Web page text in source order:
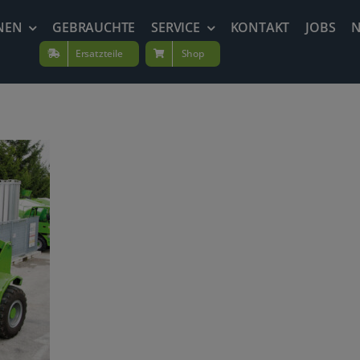
GEBRAUCHTE SERVICE KONTAKT JOBS
Ersatzteile Shop